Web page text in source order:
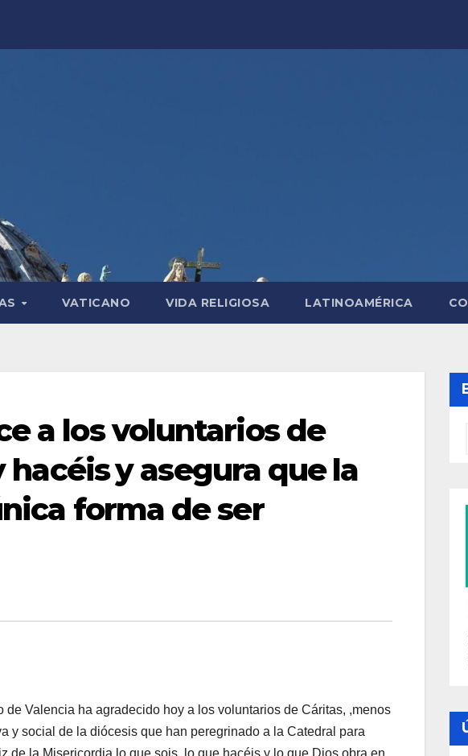
VATICANO VIDA RELIGIOSA LATINOAMÉRICA
a los voluntarios de
y asegura que la
forma de ser
Valencia ha agradecido hoy a los voluntarios de Cáritas, ,menos
y social de la diócesis que han peregrinado a la Catedral para
la Misericordia lo que sois, lo que hacéis y lo que Dios obra en